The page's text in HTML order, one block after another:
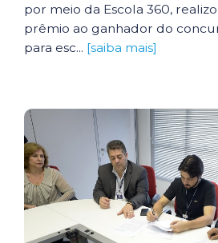
por meio da Escola 360,
prêmio ao ganhador do
para esc... [saiba mais]